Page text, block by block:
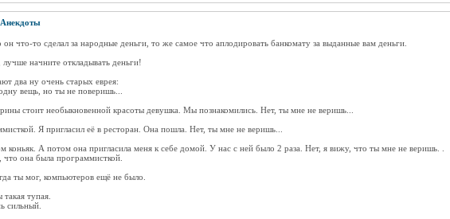
Анекдоты
он что-то сделал за народные деньги, то же самое что аплодировать банкомату за выданные вам деньги.
лучше начните откладывать деньги!
два ну очень старых еврея:
вещь, но ты не поверишь...
стоит необыкновенной красоты девушка. Мы познакомились. Нет, ты мне не веришь...
Я пригласил её в ресторан. Она пошла. Нет, ты мне не веришь...
коньяк. А потом она пригласила меня к себе домой. У нас с ней было 2 раза. Нет, я вижу, что ты мне не веришь. .
она была программисткой.
ты мог, компьютеров ещё не было.
тупая.
сильный.